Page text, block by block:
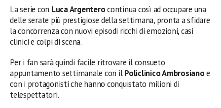
La serie con Luca Argenterocontinua così ad occupare una
delle serate più prestigiose della settimana, pronta a sfidare
la concorrenza con nuovi episodi ricchi di emozioni, casi
clinici e colpi di scena.
Per i fan sarà quindi facile ritrovare il consueto
appuntamento settimanale con ilPoliclinico Ambrosianoe
con i protagonisti che hanno conquistato milioni di
telespettatori.